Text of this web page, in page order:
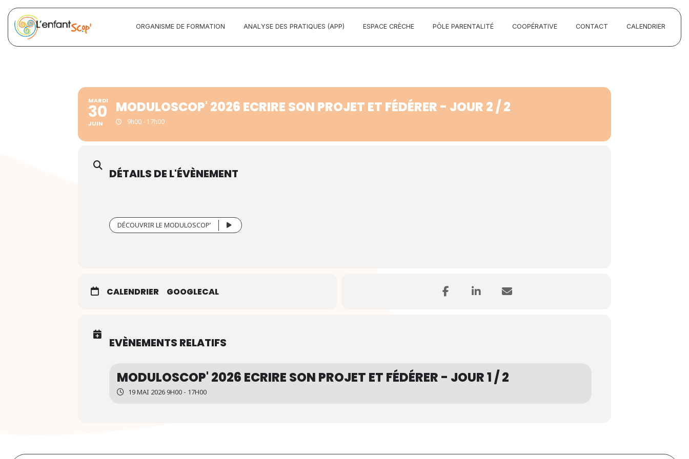
ORGANISME DE FORMATION ANALYSE DES PRATIQUES (APP) ESPACE CRÈCHE PÔLE PARENTALITÉ COOPÉRATIVE CONTACT CALENDRIER
MARDI
30
JUIN
MODULOSCOP' 2026 ECRIRE SON PROJET ET FÉDÉRER - JOUR 2 / 2
9h00 - 17h00
DÉTAILS DE L'ÉVÈNEMENT
DÉCOUVRIR LE MODULOSCOP’
CALENDRIER GOOGLECAL
EVÈNEMENTS RELATIFS
MODULOSCOP' 2026 ECRIRE SON PROJET ET FÉDÉRER - JOUR 1 / 2
19 MAI 2026 9H00 - 17H00